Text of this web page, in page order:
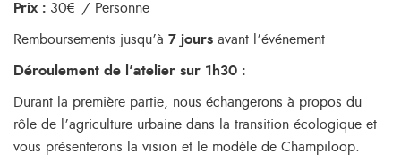
Prix : 30€ / Personne
Remboursements jusqu’à 7 jours avant l’événement
Déroulement de l’atelier sur 1h30 :
Durant la première partie, nous échangerons à propos du
rôle de l’agriculture urbaine dans la transition écologique et
vous présenterons la vision et le modèle de Champiloop.